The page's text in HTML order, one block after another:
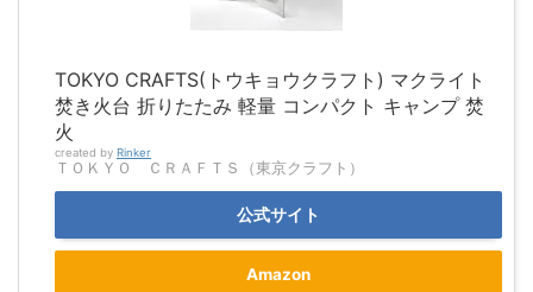
TOKYO CRAFTS(トウキョウクラフト) マクライト
焚き火台 折りたたみ 軽量 コンパクト キャンプ 焚
火
created by Rinker
ＴＯＫＹＯ ＣＲＡＦＴＳ（東京クラフト）
公式サイト
Amazon